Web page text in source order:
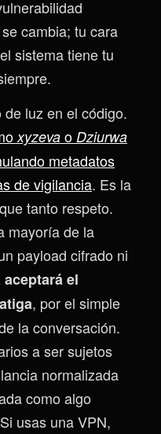
cambia; tu cara
sistema tiene tu
luz en el código.
xyzeva o Dziurwa
metadatos
de vigilancia. Es la
tanto respeto.
mayoría de la
payload cifrado ni
el
, por el simple
la conversación.
a ser sujetos
normalizada
como algo
usas una VPN,